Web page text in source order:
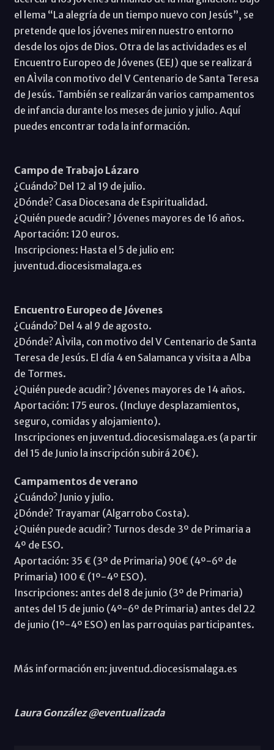
el lema “La alegría de un tiempo nuevo con Jesús”, se
pretende que los jóvenes miren nuestro entorno
desde los ojos de Dios. Otra de las actividades es el
Encuentro Europeo de Jóvenes (EEJ) que se realizará
en AÌvila con motivo del V Centenario de Santa Teresa
de Jesús. También se realizarán varios campamentos
de infancia durante los meses de junio y julio. Aquí
puedes encontrar toda la información.
Campo de Trabajo Lázaro
¿Cuándo? Del 12 al 19 de julio.
¿Dónde? Casa Diocesana de Espiritualidad.
¿Quién puede acudir? Jóvenes mayores de 16 años.
Aportación: 120 euros.
Inscripciones: Hasta el 5 de julio en:
juventud.diocesismalaga.es
Encuentro Europeo de Jóvenes
¿Cuándo? Del 4 al 9 de agosto.
¿Dónde? AÌvila, con motivo del V Centenario de Santa
Teresa de Jesús. El día 4 en Salamanca y visita a Alba
de Tormes.
¿Quién puede acudir? Jóvenes mayores de 14 años.
Aportación: 175 euros. (Incluye desplazamientos,
seguro, comidas y alojamiento).
Inscripciones en juventud.diocesismalaga.es (a partir
del 15 de Junio la inscripción subirá 20€).
Campamentos de verano
¿Cuándo? Junio y julio.
¿Dónde? Trayamar (Algarrobo Costa).
¿Quién puede acudir? Turnos desde 3º de Primaria a
4º de ESO.
Aportación: 35 € (3º de Primaria) 90€ (4º-6º de
Primaria) 100 € (1º-4º ESO).
Inscripciones: antes del 8 de junio (3º de Primaria)
antes del 15 de junio (4º-6º de Primaria) antes del 22
de junio (1º-4º ESO) en las parroquias participantes.
Más información en: juventud.diocesismalaga.es
Laura González @eventualizada